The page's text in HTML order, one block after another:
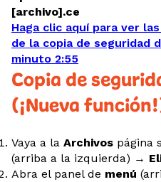
[archivo].ce
Haga clic aquí para ver
de la copia de seguridad
minuto 2:55
Copia de
(¡Nueva
Vaya a la Archivos página
(arriba a la izquierda) →
Abra el panel de menú